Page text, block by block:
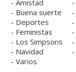
- Amistad -
- Buena suerte -
- Deportes -
- Feministas -
- Los Simpsons -
- Navidad -
- Varios